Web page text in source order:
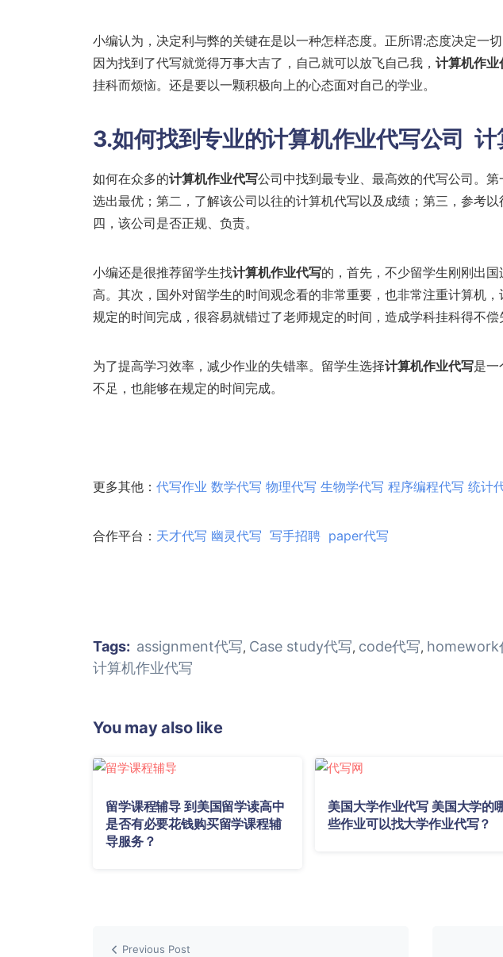
小编认为，决定利与弊的关键在是以一种怎样态度。正所谓:态度决定一
因为找到了代写就觉得万事大吉了，自己就可以放飞自己我， 计算机作业
挂科而烦恼。还是要以一颗积极向上的心态面对自己的学业。
3.如何找到专业的计算机作业代写公司
如何在众多的计算机作业代写公司中找到最专业、最高效的代写公司。
选出最优；第二，了解该公司以往的计算机代写以及成绩；第三，参考
四，该公司是否正规、负责。
小编还是很推荐留学生找计算机作业代写的，首先，不少留学生刚刚出
高。其次，国外对留学生的时间观念看的非常重要，也非常注重计算机
规定的时间完成，很容易就错过了老师规定的时间，造成学科挂科得不偿
为了提高学习效率，减少作业的失错率。留学生选择计算机作业代写是一
不足，也能够在规定的时间完成。
更多其他： 代写作业 数学代写 物理代写 生物学代写 程序编程代写 统计
合作平台： 天才代写 幽灵代写 写手招聘 paper代写
Tags: assignment代写, Case study代写, code代写, homework
计算机作业代写
You may also like
留学课程辅导 到美国留学读高中
是否有必要花钱购买留学课程辅
导服务？
美国大学作业代写 美国大学的
些作业可以找大学作业代写？
Previous Post